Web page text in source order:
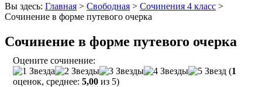
Вы здесь: Главная > Свободная > Сочинения 4 класс >
Сочинение в форме путевого очерка
Сочинение в форме путевого очерка
Оцените сочинение:
(1
оценок, среднее: 5,00 из 5)